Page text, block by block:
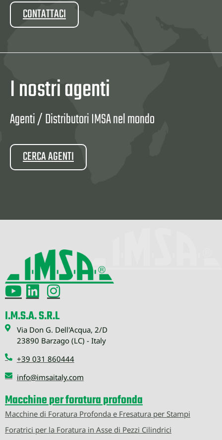
CONTATTACI
I nostri agenti
Agenti / Distributori IMSA nel mondo
CERCA AGENTI
I.M.S.A. S.R.L
Via Don G. Dell'Acqua, 2/D
23890 Barzago (LC) - Italy
+39 031 860444
info@imsaitaly.com
Macchine per foratura profonda
Macchine di Foratura Profonda e Fresatura per Stampi
Foratrici per la Foratura in Asse di Pezzi Cilindrici